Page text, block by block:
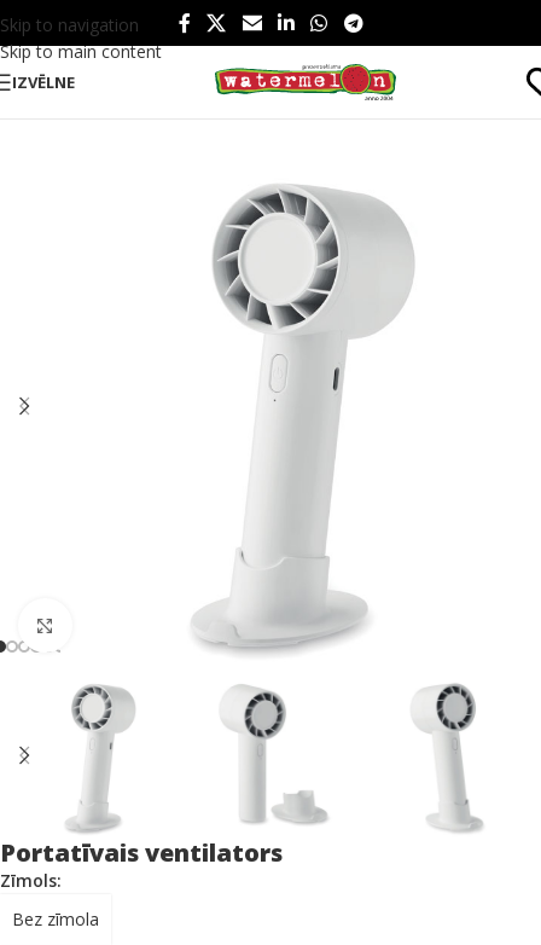
Skip to navigation
Skip to main content
IZVĒLNE
Sākums/ Tematiski/ Vasara
Portatīvais ventilators
Zīmols:
Bez zīmola